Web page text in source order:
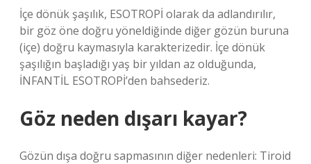
İçe dönük şaşılık, ESOTROPİ olarak da adlandırılır,
bir göz öne doğru yöneldiğinde diğer gözün buruna
(içe) doğru kaymasıyla karakterizedir. İçe dönük
şaşılığın başladığı yaş bir yıldan az olduğunda,
İNFANTİL ESOTROPİ’den bahsederiz.
Göz neden dışarı kayar?
Gözün dışa doğru sapmasının diğer nedenleri: Tiroid